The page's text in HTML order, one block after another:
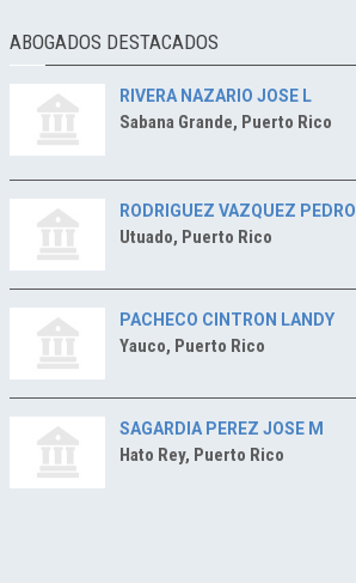
ABOGADOS DESTACADOS
RIVERA NAZARIO JOSE L
Sabana Grande, Puerto Rico
RODRIGUEZ VAZQUEZ PEDRO
Utuado, Puerto Rico
PACHECO CINTRON LANDY
Yauco, Puerto Rico
SAGARDIA PEREZ JOSE M
Hato Rey, Puerto Rico